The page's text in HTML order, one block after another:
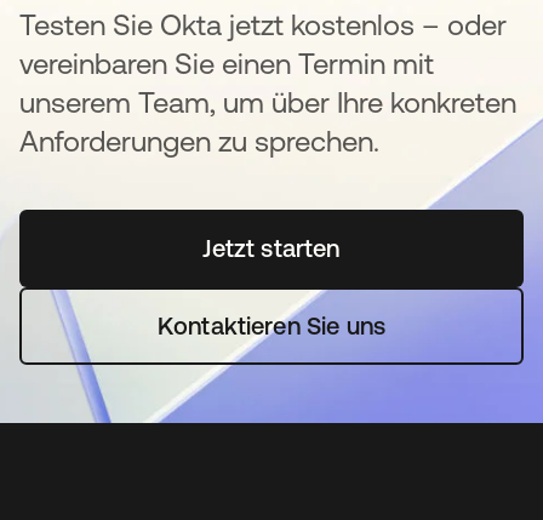
Testen Sie Okta jetzt kostenlos – oder
vereinbaren Sie einen Termin mit
unserem Team, um über Ihre konkreten
Anforderungen zu sprechen.
Jetzt startenwird in einer neuen
Kontaktieren Sie uns